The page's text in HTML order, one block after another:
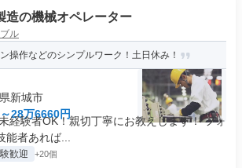
造の機械オペレーター
ル
操作などのシンプルワーク！土日休み！
新城市
28万6660円
経験者OK！親切丁寧にお教えします！ フォ
者あれば...
歓迎 +20個